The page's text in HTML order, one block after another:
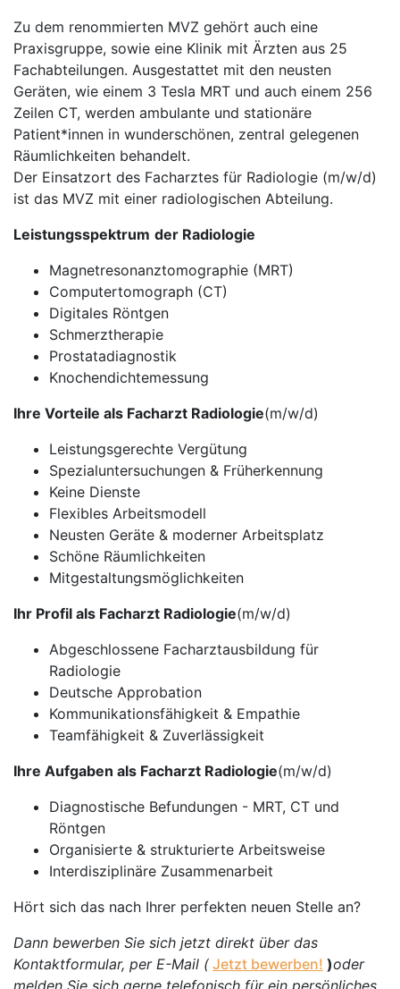
Zu dem renommierten MVZ gehört auch eine
Praxisgruppe, sowie eine Klinik mit Ärzten aus 25
Fachabteilungen. Ausgestattet mit den neusten
Geräten, wie einem 3 Tesla MRT und auch einem 256
Zeilen CT, werden ambulante und stationäre
Patient*innen in wunderschönen, zentral gelegenen
Räumlichkeiten behandelt.
Der Einsatzort des Facharztes für Radiologie (m/w/d)
ist das MVZ mit einer radiologischen Abteilung.
Leistungsspektrum der Radiologie
Magnetresonanztomographie (MRT)
Computertomograph (CT)
Digitales Röntgen
Schmerztherapie
Prostatadiagnostik
Knochendichtemessung
Ihre Vorteile als Facharzt Radiologie(m/w/d)
Leistungsgerechte Vergütung
Spezialuntersuchungen & Früherkennung
Keine Dienste
Flexibles Arbeitsmodell
Neusten Geräte & moderner Arbeitsplatz
Schöne Räumlichkeiten
Mitgestaltungsmöglichkeiten
Ihr Profil als Facharzt Radiologie(m/w/d)
Abgeschlossene Facharztausbildung für
Radiologie
Deutsche Approbation
Kommunikationsfähigkeit & Empathie
Teamfähigkeit & Zuverlässigkeit
Ihre Aufgaben als Facharzt Radiologie(m/w/d)
Diagnostische Befundungen - MRT, CT und
Röntgen
Organisierte & strukturierte Arbeitsweise
Interdisziplinäre Zusammenarbeit
Hört sich das nach Ihrer perfekten neuen Stelle an?
Dann bewerben Sie sich jetzt direkt über das
Kontaktformular, per E-Mail ( Jetzt bewerben! )oder
melden Sie sich gerne telefonisch für ein persönliches